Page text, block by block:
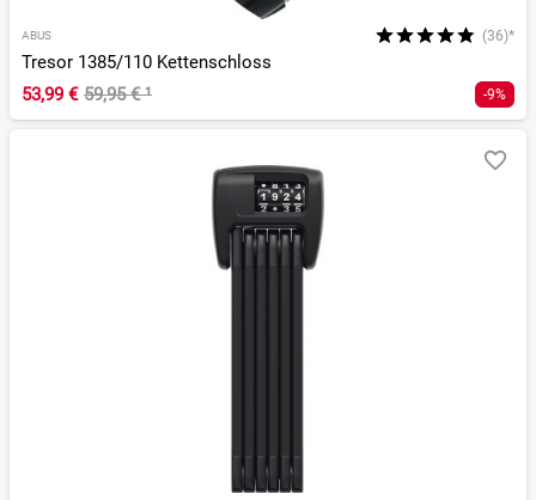
ABUS (36)*
Tresor 1385/110 Kettenschloss
53,99 € 59,95 €¹ -9%